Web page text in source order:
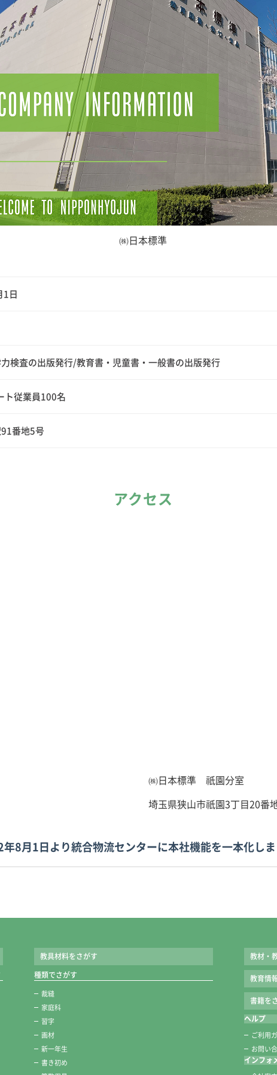
㈱日本標準
1日
検査の出版発行/教育書・児童書・一般書の出版発行
ト従業員100名
番地5号
アクセス
㈱日本標準 祇園分室
埼玉県狭山市祇園3丁目20番
年8月1日より統合物流センターに本社機能を一本化しま
教具材料をさがす
種類でさがす
裁縫
家庭科
習字
画材
新一年生
書き初め
教材・
教育情
書籍を
ヘルプ
ご利用
お問い
インフォ